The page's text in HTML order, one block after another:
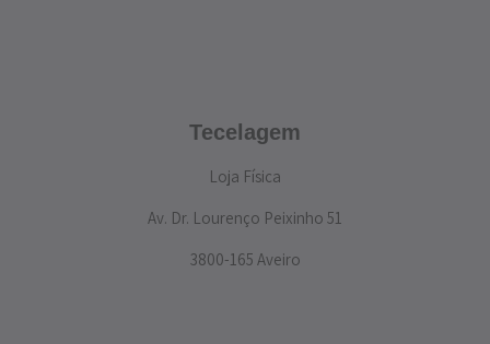
Tecelagem
Loja Física
Av. Dr. Lourenço Peixinho 51
3800-165 Aveiro